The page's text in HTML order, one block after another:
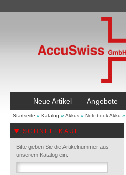
Neue Artikel Angebote
Startseite » Katalog » Akkus » Notebook Akku »
SCHNELLKAUF
Bitte geben Sie die Artikelnummer aus
unserem Katalog ein.